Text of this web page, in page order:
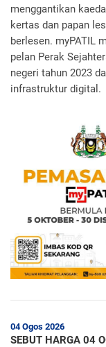
menggantikan
kertas dan papan
berlesen. myPATIL
pelan Perak
negeri tahun 2023
infrastruktur digital.
04 Ogos 2026
SEBUT HARGA 04